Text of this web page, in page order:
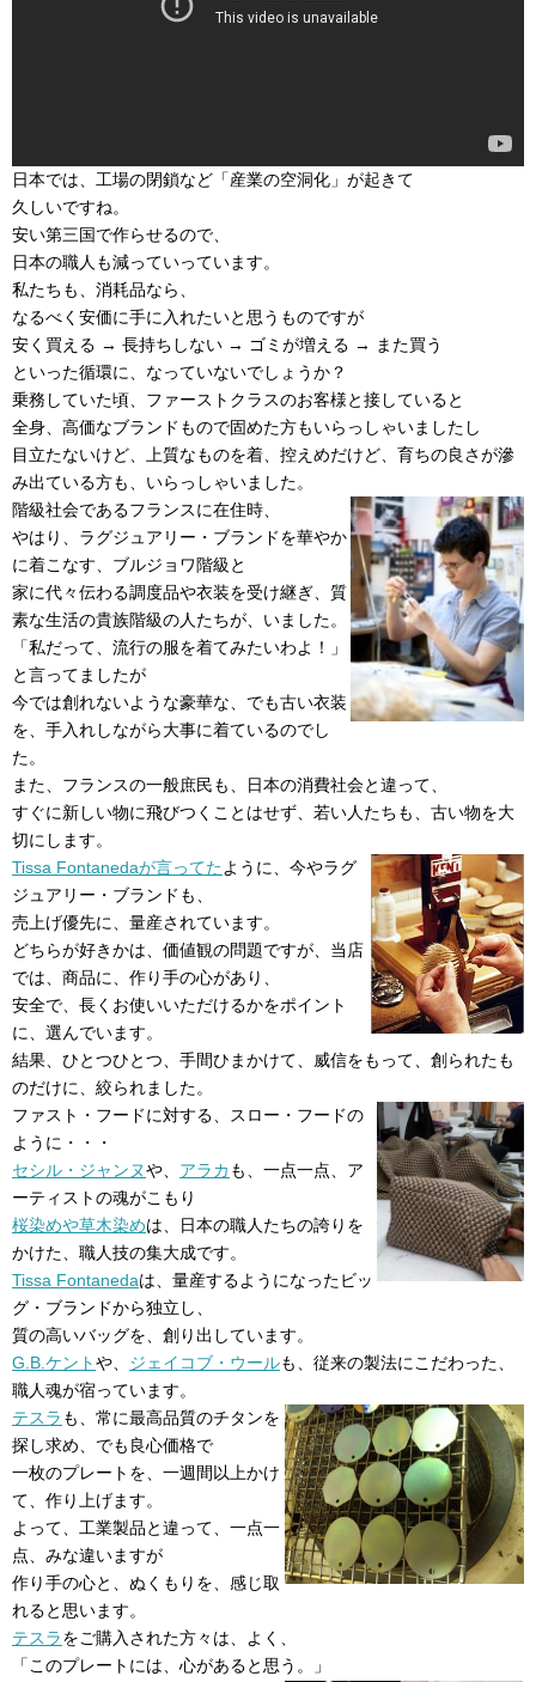
日本では、工場の閉鎖など「産業の空洞化」が起きて
久しいですね。
安い第三国で作らせるので、
日本の職人も減っていっています。
私たちも、消耗品なら、
なるべく安価に手に入れたいと思うものですが
安く買える → 長持ちしない → ゴミが増える → また買う
といった循環に、なっていないでしょうか？
乗務していた頃、ファーストクラスのお客様と接していると
全身、高価なブランドもので固めた方もいらっしゃいましたし
目立たないけど、上質なものを着、控えめだけど、育ちの良さが滲
み出ている方も、いらっしゃいました。
階級社会であるフランスに在住時、
やはり、ラグジュアリー・ブランドを華やか
に着こなす、ブルジョワ階級と
家に代々伝わる調度品や衣装を受け継ぎ、質
素な生活の貴族階級の人たちが、いました。
「私だって、流行の服を着てみたいわよ！」
と言ってましたが
今では創れないような豪華な、でも古い衣装
を、手入れしながら大事に着ているのでし
た。
また、フランスの一般庶民も、日本の消費社会と違って、
すぐに新しい物に飛びつくことはせず、若い人たちも、古い物を大
切にします。
Tissa Fontanedaが言ってたように、今やラグ
ジュアリー・ブランドも、
売上げ優先に、量産されています。
どちらが好きかは、価値観の問題ですが、当店
では、商品に、作り手の心があり、
安全で、長くお使いいただけるかをポイント
に、選んでいます。
結果、ひとつひとつ、手間ひまかけて、威信をもって、創られたも
のだけに、絞られました。
ファスト・フードに対する、スロー・フードの
ように・・・
セシル・ジャンヌや、 アラカ も、一点一点、ア
ーティストの魂がこもり
桜染めや草木染めは、日本の職人たちの誇りを
かけた、職人技の集大成です。
Tissa Fontanedaは、量産するようになったビッ
グ・ブランドから独立し、
質の高いバッグを、創り出しています。
G.B.ケントや、 ジェイコブ・ウールも、従来の製法にこだわった、
職人魂が宿っています。
テスラ も、常に最高品質のチタンを
探し求め、でも良心価格で
一枚のプレートを、一週間以上かけ
て、作り上げます。
よって、工業製品と違って、一点一
点、みな違いますが
作り手の心と、ぬくもりを、感じ取
れると思います。
テスラをご購入された方々は、よく、
「このプレートには、心があると思う。」